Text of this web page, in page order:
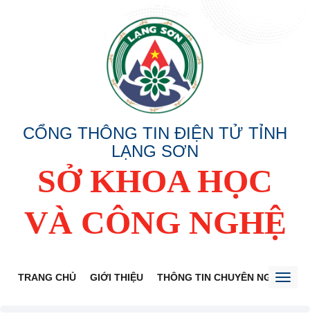
CỔNG THÔNG TIN ĐIỆN TỬ TỈNH
LẠNG SƠN
SỞ KHOA HỌC
VÀ CÔNG NGHỆ
TRANG CHỦ GIỚI THIỆU THÔNG TIN CHUYÊN NGÀNH